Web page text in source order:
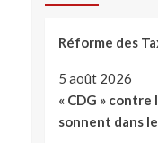
Réforme des
5 août 2026
« CDG » contre
sonnent dans